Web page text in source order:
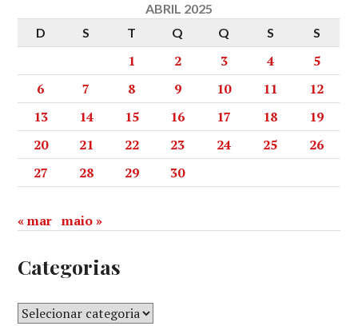
ABRIL 2025
D
S T Q Q S S
1 2 3 4
5
6
7 8 9 10 11
12
13
14 15 16 17 18
19
20
21 22 23 24 25
26
27
28 29 30
« mar maio »
Categorias